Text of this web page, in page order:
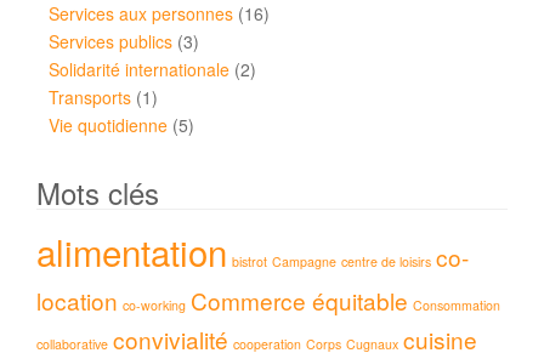
Services aux personnes (16)
Services publics (3)
Solidarité internationale (2)
Transports (1)
Vie quotidienne (5)
Mots clés
alimentation bistrot Campagne centre de loisirs co-
location co-working Commerce équitable Consommation
collaborative convivialité cooperation Corps Cugnaux cuisine